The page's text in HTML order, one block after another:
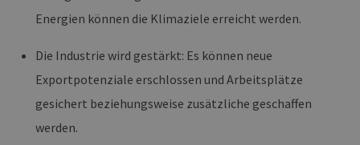
Energien können die Klimaziele erreicht werden.
Die Industrie wird gestärkt: Es können neue
Exportpotenziale erschlossen und Arbeitsplätze
gesichert beziehungsweise zusätzliche geschaffen
werden.